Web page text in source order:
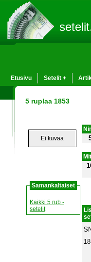
Etusivu Setelit +
5 ruplaa 1853
Ei kuvaa
Samankaltaiset
Kaikki 5 rub -
setelit